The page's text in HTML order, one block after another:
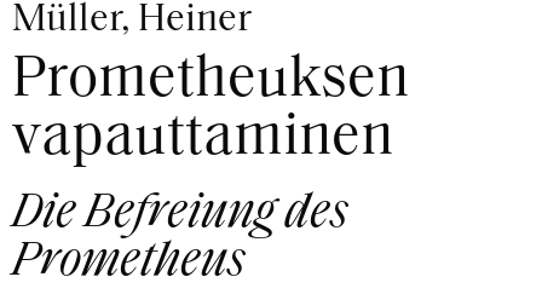
Müller, Heiner
Prometheuksen
vapauttaminen
Die Befreiung des
Prometheus